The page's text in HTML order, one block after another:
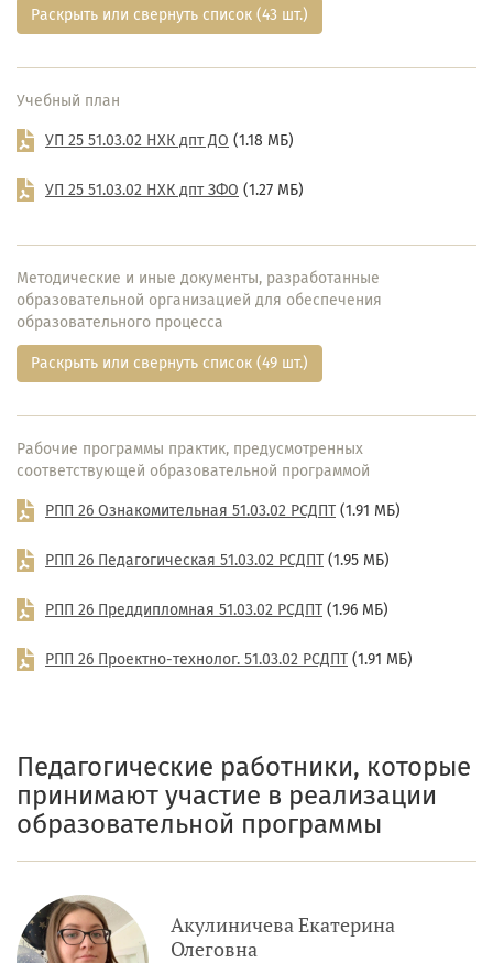
Раскрыть или свернуть список (43 шт.)
Учебный план
УП 25 51.03.02 НХК дпт ДО (1.18 МБ)
УП 25 51.03.02 НХК дпт ЗФО (1.27 МБ)
Методические и иные документы, разработанные
образовательной организацией для обеспечения
образовательного процесса
Раскрыть или свернуть список (49 шт.)
Рабочие программы практик, предусмотренных
соответствующей образовательной программой
РПП 26 Ознакомительная 51.03.02 РСДПТ (1.91 МБ)
РПП 26 Педагогическая 51.03.02 РСДПТ (1.95 МБ)
РПП 26 Преддипломная 51.03.02 РСДПТ (1.96 МБ)
РПП 26 Проектно-технолог. 51.03.02 РСДПТ (1.91 МБ)
Педагогические работники, которые
принимают участие в реализации
образовательной программы
Акулиничева Екатерина
Олеговна